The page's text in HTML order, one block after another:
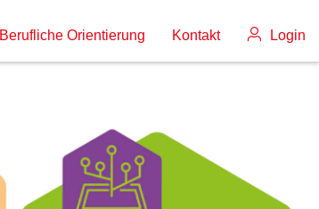
Berufliche Orientierung Kontakt Login